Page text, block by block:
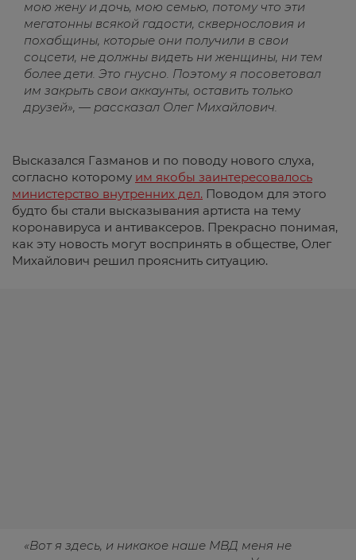
мою жену и дочь, мою семью, потому что эти
мегатонны всякой гадости, сквернословия и
похабщины, которые они получили в свои
соцсети, не должны видеть ни женщины, ни тем
более дети. Это гнусно. Поэтому я посоветовал
им закрыть свои аккаунты, оставить только
друзей», — рассказал Олег Михайлович.
Высказался Газманов и по поводу нового слуха,
согласно которому им якобы заинтересовалось
министерство внутренних дел. Поводом для этого
будто бы стали высказывания артиста на тему
коронавируса и антиваксеров. Прекрасно понимая,
как эту новость могут воспринять в обществе, Олег
Михайлович решил прояснить ситуацию.
«Вот я здесь, и никакое наше МВД меня не